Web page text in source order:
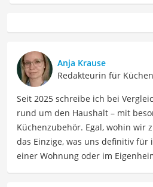
Anja Krause
Redakteurin für
Seit 2025 schreibe ich bei
rund um den Haushalt – mit
Küchenzubehör. Egal, wohin wir
das Einzige, was uns definitiv
einer Wohnung oder im